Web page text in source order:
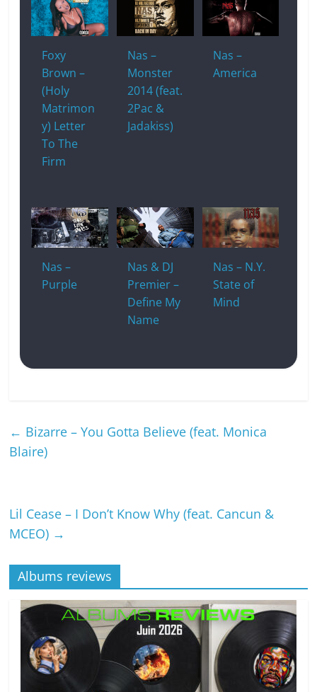
Foxy
Brown –
(Holy
Matrimon
y) Letter
To The
Firm
Nas –
Monster
2014 (feat.
2Pac &
Jadakiss)
Nas –
America
Nas –
Purple
Nas & DJ
Premier –
Define My
Name
Nas – N.Y.
State of
Mind
← Bizarre – You Gotta Believe (feat. Monica
Blaire)
Lil Cease – I Don’t Know Why (feat. Cancun &
MCEO) →
Albums reviews